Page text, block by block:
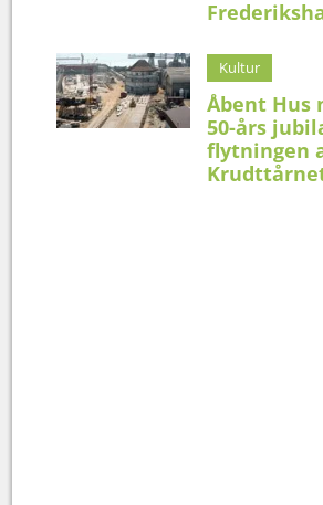
Kultur
Åbent Hus
50-års
flytningen